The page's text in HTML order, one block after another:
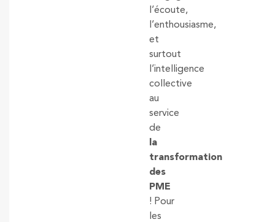
l’écoute,
l’enthousiasme,
et
surtout
l’intelligence
collective
au
service
de
la
transformation
des
PME
! Pour
les